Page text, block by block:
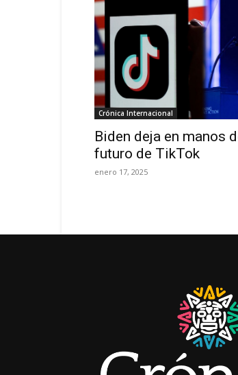
Crónica Internacional
Biden deja en manos
futuro de TikTok
enero 17, 2025